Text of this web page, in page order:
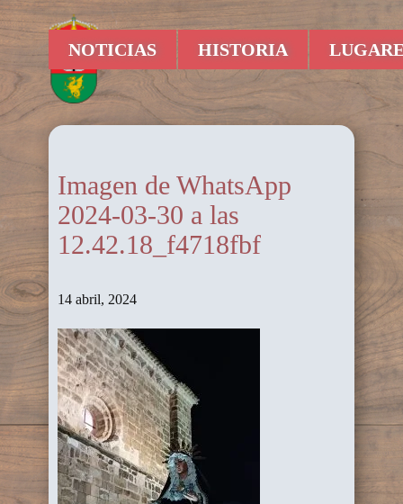
NOTICIAS HISTORIA
Imagen de WhatsApp
2024-03-30 a las
12.42.18_f4718fbf
14 abril, 2024